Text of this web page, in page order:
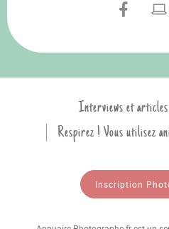
Interviews et articles
Respirez ! Vous utilisez
Inscription